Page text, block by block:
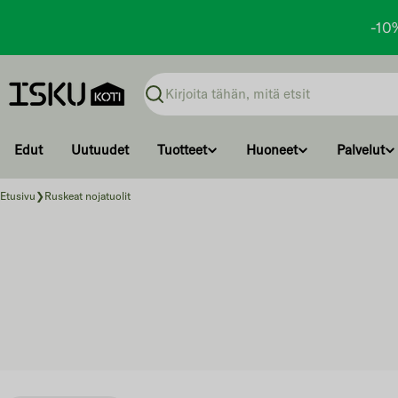
-
ja
siirry
Haku
Edut Uutuudet Tuotteet Huoneet Palvelut
Etusivu ❯ Ruskeat nojatuolit